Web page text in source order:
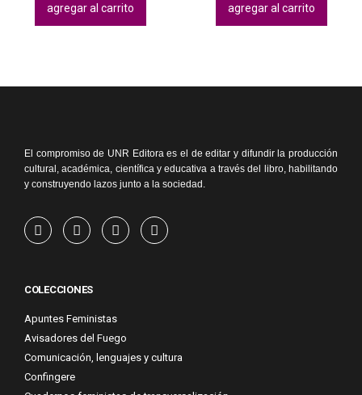
agregar al carrito agregar al carrito
El compromiso de UNR Editora es el de editar y difundir la producción
cultural, académica, científica y educativa a través del libro, habilitando
y construyendo lazos junto a la sociedad.
COLECCIONES
Apuntes Feministas
Avisadores del Fuego
Comunicación, lenguajes y cultura
Confingere